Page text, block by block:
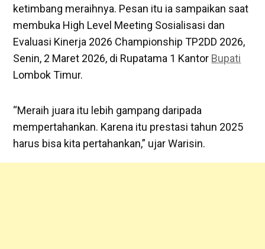
ketimbang meraihnya. Pesan itu ia sampaikan saat
membuka High Level Meeting Sosialisasi dan
Evaluasi Kinerja 2026 Championship TP2DD 2026,
Senin, 2 Maret 2026, di Rupatama 1 Kantor Bupati
Lombok Timur.
“Meraih juara itu lebih gampang daripada
mempertahankan. Karena itu prestasi tahun 2025
harus bisa kita pertahankan,” ujar Warisin.